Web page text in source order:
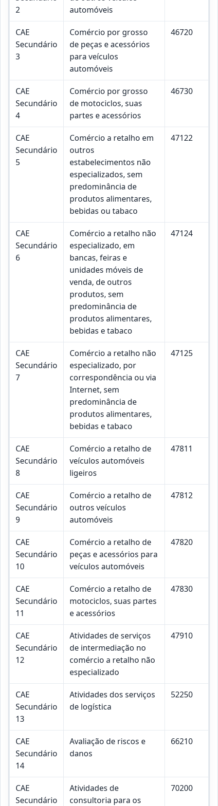
2
automóveis
CAE
Secundário
3
Comércio por grosso
de peças e acessórios
para veículos
automóveis
46720
CAE
Secundário
4
Comércio por grosso
de motociclos, suas
partes e acessórios
46730
CAE
Secundário
5
Comércio a retalho em
outros
estabelecimentos não
especializados, sem
predominância de
produtos alimentares,
bebidas ou tabaco
47122
CAE
Secundário
6
Comércio a retalho não
especializado, em
bancas, feiras e
unidades móveis de
venda, de outros
produtos, sem
predominância de
produtos alimentares,
bebidas e tabaco
47124
CAE
Secundário
7
Comércio a retalho não
especializado, por
correspondência ou via
Internet, sem
predominância de
produtos alimentares,
bebidas e tabaco
47125
CAE
Secundário
8
Comércio a retalho de
veículos automóveis
ligeiros
47811
CAE
Secundário
9
Comércio a retalho de
outros veículos
automóveis
47812
CAE
Secundário
10
Comércio a retalho de
peças e acessórios para
veículos automóveis
47820
CAE
Secundário
11
Comércio a retalho de
motociclos, suas partes
e acessórios
47830
CAE
Secundário
12
Atividades de serviços
de intermediação no
comércio a retalho não
especializado
47910
CAE
Secundário
13
Atividades dos serviços
de logística
52250
CAE
Secundário
14
Avaliação de riscos e
danos
66210
CAE
Secundário
Atividades de
consultoria para os
70200